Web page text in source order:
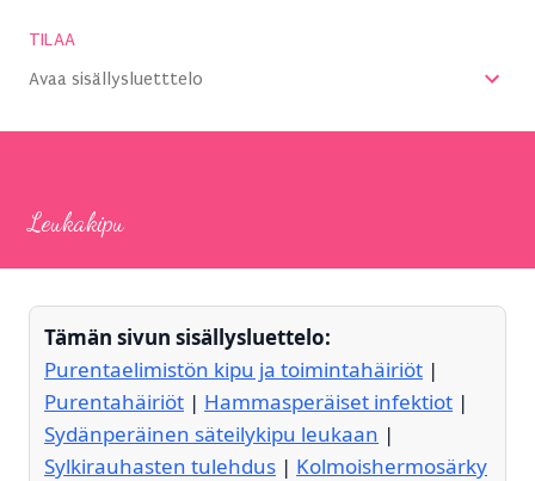
TILAA
Avaa sisällysluetttelo
Leukakipu
Tämän sivun sisällysluettelo:
Purentaelimistön kipu ja toimintahäiriöt |
Purentahäiriöt | Hammasperäiset infektiot |
Sydänperäinen säteilykipu leukaan |
Sylkirauhasten tulehdus | Kolmoishermosärky